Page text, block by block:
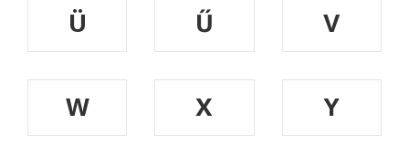
Ü Ű
V
W
X
Y